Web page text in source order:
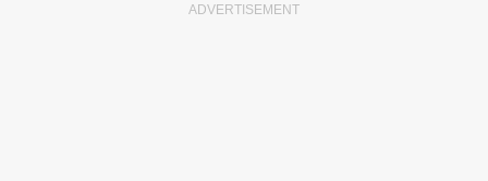
ADVERTISEMENT